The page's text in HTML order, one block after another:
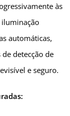
às
iluminação
automáticas,
detecção de
e seguro.